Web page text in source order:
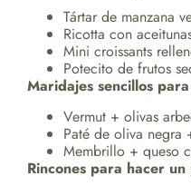
Tártar de manzana
Ricotta con
Mini croissants
Potecito de frutos
Maridajes sencillos
Vermut + olivas
Paté de oliva negra
Membrillo + queso
Rincones para hacer